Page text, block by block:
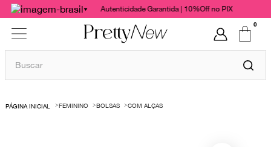
Autenticidade Garantida | 10%Off no PIX
0
Buscar
FEMININO BOLSAS COM ALÇAS
1º
bolsas